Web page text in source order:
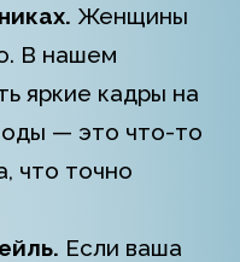
Женщины
В нашем
яркие кадры на
— это что-то
что точно
Если ваша